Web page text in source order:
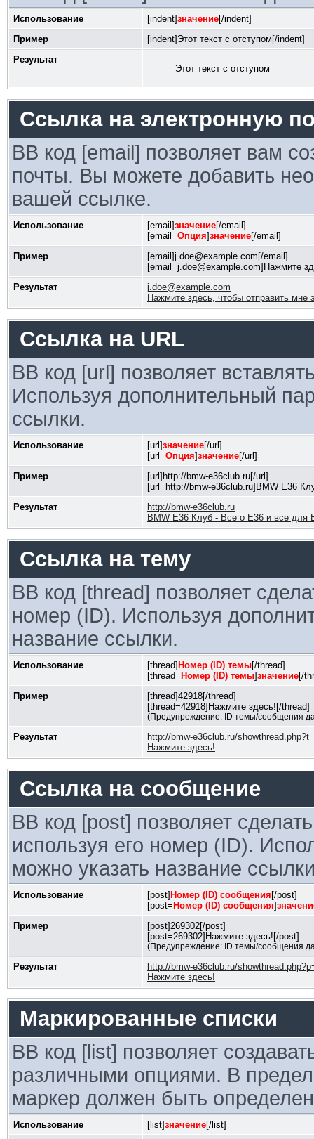
Использование [indent]значение[/indent]
Пример
[indent]Этот текст с отступом[/indent]
Результат
Этот текст с отступом
Ссылка на электронную
BB код [email] позволяет вам
почты. Вы можете добавить
вашей ссылке.
Использование [email]значение[/email]
[email=Опция]значение[/email]
Пример
[email]j.doe@example.com[/email]
[email=j.doe@example.com]Нажмите
Результат
j.doe@example.com
Нажмите здесь, чтобы отправить мне
Ссылка на URL
BB код [url] позволяет
Используя дополнительный
ссылки.
Использование [url]значение[/url]
[url=Опция]значение[/url]
Пример
[url]http://bmw-e36club.ru[/url]
[url=http://bmw-e36club.ru]BMW E36
Результат
http://bmw-e36club.ru
BMW E36 Клуб - Все о Е36 и все для
Ссылка на тему
BB код [thread] позволяет
номер (ID). Используя
название ссылки.
Использование [thread] Номер (ID) темы[/thread]
[thread= Номер (ID) темы]значение[/
Пример
[thread]42918[/thread]
[thread=42918]Нажмите здесь![/thread]
(Предупреждение: ID темы/сообщения
Результат
http://bmw-e36club.ru/
Нажмите здесь!
Ссылка на сообщение
BB код [post] позволяет
используя его номер (ID).
можно указать название
Использование [post] Номер (ID) сообщения [/post]
[post= Номер (ID) сообщения]
Пример
[post]269302[/post]
[post=269302]Нажмите здесь![/post]
(Предупреждение: ID темы/сообщения
Результат
http://bmw-e36club.ru/
Нажмите здесь!
Маркированные списки
BB код [list] позволяет
различными опциями. В
маркер должен быть
Использование [list]значение[/list]